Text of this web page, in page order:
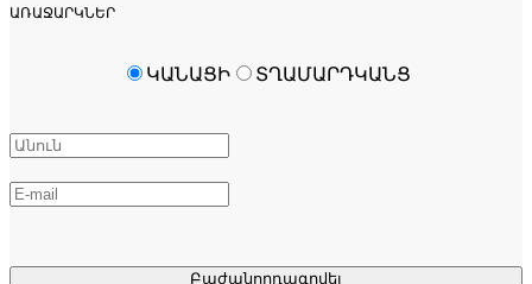
ՌԱՋԱՐԿՆԵՐ
Բաժանորդագրվել
ԿԱՆԱՑԻ ՏՂԱՄԱՐԴԿԱՆՑ